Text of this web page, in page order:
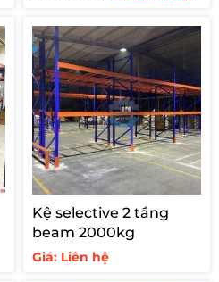
4.300.000 ₫. là:
Kệ selective 2 tầng
beam 2000kg
Giá: Liên hệ